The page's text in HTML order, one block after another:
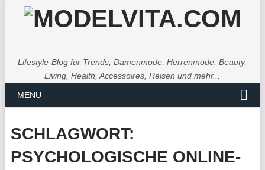
Lifestyle-Blog für Trends, Damenmode, Herrenmode, Beauty,
Living, Health, Accessoires, Reisen und mehr...
MENU
SCHLAGWORT:
PSYCHOLOGISCHE ONLINE-